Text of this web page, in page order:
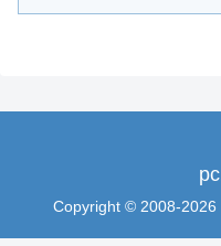
Copyright © 2008-2026